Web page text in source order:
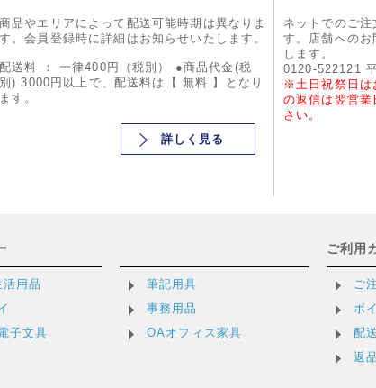
商品やエリアによって配送可能時期は異なりま
す。会員登録時に詳細はお知らせいたします。
配送料 ： 一律400円（税別） ●商品代金(税
別) 3000円以上で、配送料は【 無料 】となり
ます。
詳しく見る
ネットでのご注
す。店舗への
します。
0120-522121
※土日祝祭日は
の返信は翌営
さい。
用品
子文具
筆記用具
事務用品
OAオフィス家具
ご利用
ご
ポ
配
返